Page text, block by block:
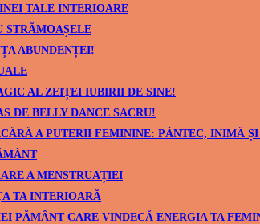
TALE INTERIOARE
STRĂMOAȘELE
ABUNDENȚEI!
AL ZEIȚEI IUBIRII DE SINE!
DE BELLY DANCE SACRU!
A PUTERII FEMININE: PÂNTEC, INIMĂ
A MENSTRUAȚIEI
TA INTERIOARĂ
PĂMÂNT CARE VINDECĂ ENERGIA TA